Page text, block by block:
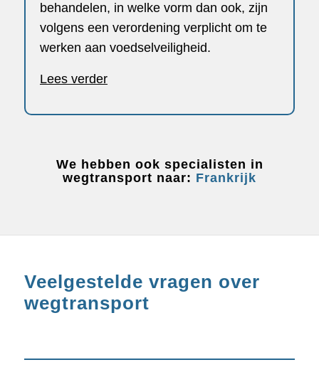
behandelen, in welke vorm dan ook, zijn
volgens een verordening verplicht om te
werken aan voedselveiligheid.
Lees verder
We hebben ook specialisten in
wegtransport naar: Frankrijk
Veelgestelde vragen over
wegtransport